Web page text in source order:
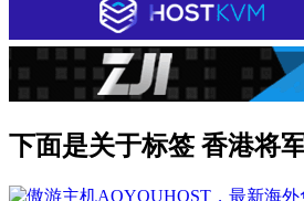
下面是关于标签 香港将